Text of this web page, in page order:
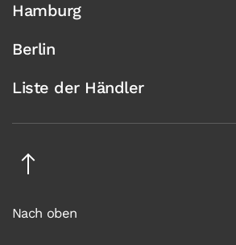
Hamburg
Berlin
Liste der Händler
Nach oben